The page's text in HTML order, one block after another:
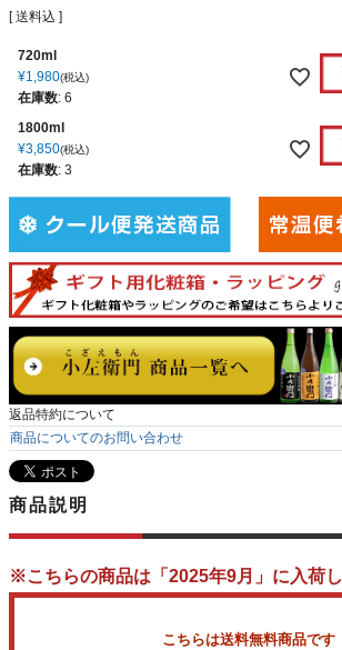
送料込
720ml
¥1,980 税込
在庫数: 6
1800ml
¥3,850 税込
在庫数: 3
返品特約について
商品についてのお問い合わせ
商品説明
※こちらの商品は「2025年9月」に入荷し
こちらは送料無料商品です